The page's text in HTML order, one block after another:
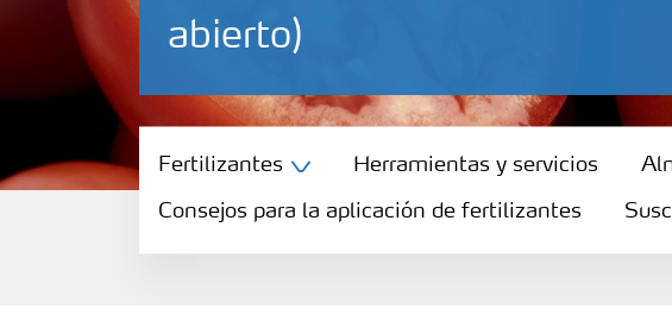
abierto)
Fertilizantes
Herramientas y servicios
Fertilizantes Herramientas y servicios
Consejos para la aplicación de fertilizantes